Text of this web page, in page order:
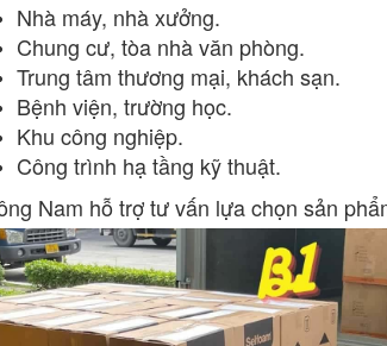
Nhà máy, nhà xưởng.
Chung cư, tòa nhà văn phòng.
Trung tâm thương mại, khách sạn.
Bệnh viện, trường học.
Khu công nghiệp.
Công trình hạ tầng kỹ thuật.
Nam hỗ trợ tư vấn lựa chọn sản